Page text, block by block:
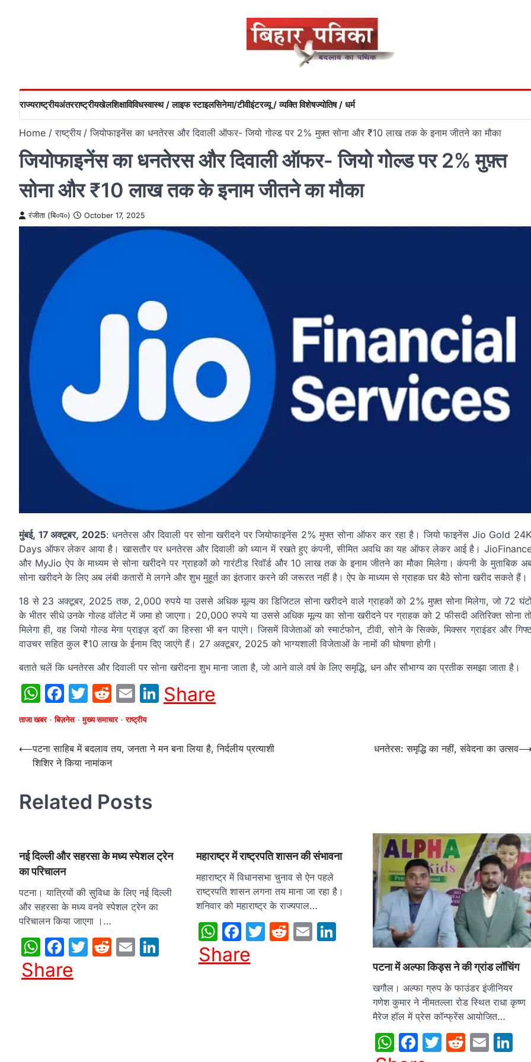
राज्यराष्ट्रीयअंतरराष्ट्रीयखेलशिक्षाविविधस्वास्थ / लाइफ स्टाइलसिनेमा/टीवीइंटरव्यू / व्यक्ति विशेषज्योतिष / धर्म
Home राष्ट्रीय जियोफाइनेंस का धनतेरस और दिवाली ऑफर- जियो गोल्ड पर 2% मुफ़्त सोना और ₹10 लाख तक के इनाम जीतने का मौका
जियोफाइनेंस का धनतेरस और दिवाली ऑफर- जियो गोल्ड पर 2% मुफ़्त
सोना और ₹10 लाख तक के इनाम जीतने का मौका
रंजीता (बि०प०) October 17, 2025
मुंबई, 17 अक्टूबर, 2025: धनतेरस और दिवाली पर सोना खरीदने पर जियोफाइनेंस 2% मुफ्त सोना ऑफर कर रहा है। जियो फाइनेंस Jio Gold 24K
Days ऑफर लेकर आया है। खासतौर पर धनतेरस और दिवाली को ध्यान में रखते हुए कंपनी, सीमित अवधि का यह ऑफर लेकर आई है।
और MyJio ऐप के माध्यम से सोना खरीदने पर ग्राहकों को गारंटीड रिवॉर्ड और 10 लाख तक के इनाम जीतने का मौका मिलेगा। कंपनी के मुताबिक
सोना खरीदने के लिए अब लंबी कतारों मे लगने और शुभ मुहूर्त का इंतजार करने की जरूरत नहीं है। ऐप के माध्यम से ग्राहक घर बैठे सोना खरीद सकते हैं।
18 से 23 अक्टूबर, 2025 तक, 2,000 रुपये या उससे अधिक मूल्य का डिजिटल सोना खरीदने वाले ग्राहकों को 2% मुफ़्त सोना मिलेगा, जो 72
के भीतर सीधे उनके गोल्ड वॉलेट में जमा हो जाएगा। 20,000 रुपये या उससे अधिक मूल्य का सोना खरीदने पर ग्राहक को 2 फीसदी अतिरिक्त सोना
मिलेगा ही, वह जियो गोल्ड मेगा प्राइज़ ड्रॉ का हिस्सा भी बन पाएंगे। जिसमें विजेताओं को स्मार्टफोन, टीवी, सोने के सिक्के, मिक्सर ग्राइंडर और
वाउचर सहित कुल ₹10 लाख के ईनाम दिए जाएंगे हैं। 27 अक्टूबर, 2025 को भाग्यशाली विजेताओं के नामों की घोषणा होगी।
बताते चलें कि धनतेरस और दिवाली पर सोना खरीदना शुभ माना जाता है, जो आने वाले वर्ष के लिए समृद्धि, धन और सौभाग्य का प्रतीक समझा जाता है।
WhatsApp
Facebook
Twitter
Reddit
EmailLinkedIn
Share
ताजा खबर बिज़नेस मुख्य समाचार राष्ट्रीय
Post
navigation
⟵पटना साहिब में बदलाव तय, जनता ने मन बना लिया है, निर्दलीय प्रत्याशी
शिशिर ने किया नामांकन
धनतेरस: समृद्धि का नहीं, संवेदना का उत्सव⟶
Related Posts
नई दिल्ली और सहरसा के मध्य स्पेशल ट्रेन
का परिचालन
पटना। यात्रियों की सुविधा के लिए नई दिल्ली
और सहरसा के मध्य वनवे स्पेशल ट्रेन का
परिचालन किया जाएगा ।…
WhatsApp
Facebook
Twitter
Reddit
EmailLinkedIn
Share
महाराष्ट्र में राष्ट्रपति शासन की संभावना
महाराष्ट्र में विधानसभा चुनाव से ऐन पहले
राष्ट्रपति शासन लगना तय माना जा रहा है।
शनिवार को महाराष्ट्र के राज्यपाल…
WhatsApp
Facebook
Twitter
Reddit
EmailLinkedIn
Share
पटना में अल्फा किड्स ने की ग्रांड लाॅचिंग
खगौल। अल्फा ग्रुप के फाउंडर इंजीनियर
गणेश कुमार ने नीमतल्ला रोड स्थित राधा कृष्ण
मैरेज हॉल में प्रेस कॉन्फ्रेंस आयोजित…
WhatsApp
Facebook
Twitter
Reddit
Email